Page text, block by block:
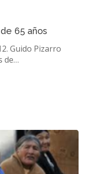
65 años
Guido Pizarro
de…